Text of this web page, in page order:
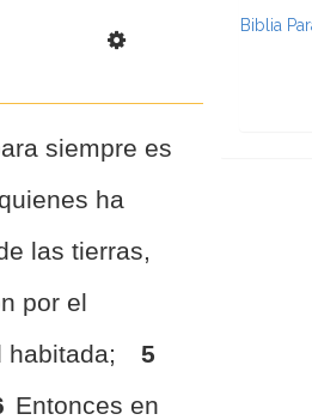
Scripture
siempre es
ha
las tierras,
por el
habitada;
5
Entonces en
Biblia